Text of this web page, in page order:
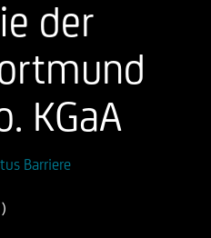
der
KGaA
Barriere